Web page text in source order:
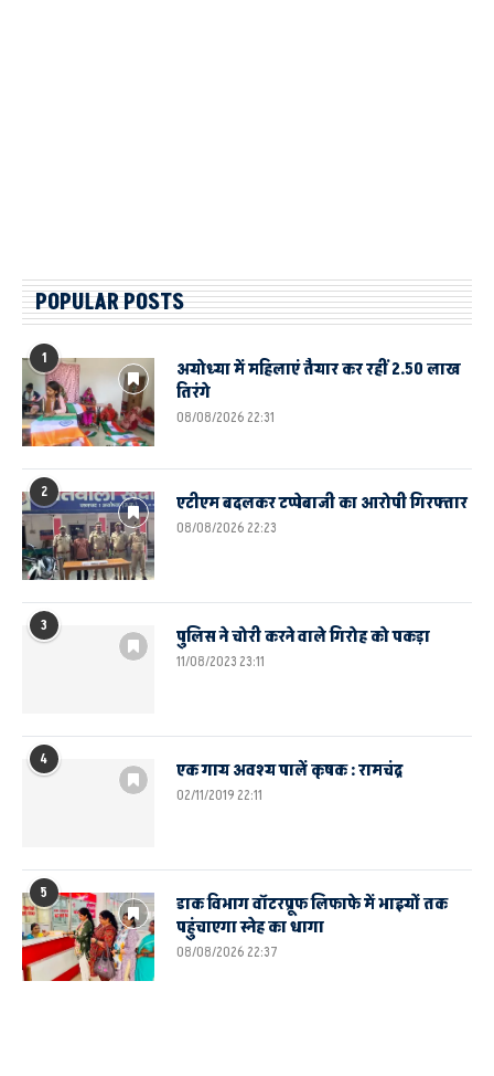
POPULAR POSTS
1
अयोध्या में महिलाएं तैयार कर रहीं 2.50 लाख
तिरंगे
08/08/2026 22:31
2 एटीएम बदलकर टप्पेबाजी का आरोपी गिरफ्तार
08/08/2026 22:23
3 पुलिस ने चोरी करने वाले गिरोह को पकड़ा
11/08/2023 23:11
4 एक गाय अवश्य पालें कृषक : रामचंद्र
02/11/2019 22:11
5
डाक विभाग वॉटरप्रूफ लिफाफे में भाइयों तक
पहुंचाएगा स्नेह का धागा
08/08/2026 22:37